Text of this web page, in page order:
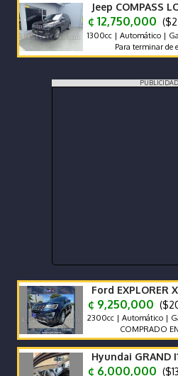
Jeep COMPASS
¢ 12,750,000
1300cc | Automático |
Para terminar de
PUBLICIDAD
Ford EXPLORER
¢ 9,250,000
2300cc | Automático |
COMPRADO EN
Hyundai GRAND
¢ 6,000,000